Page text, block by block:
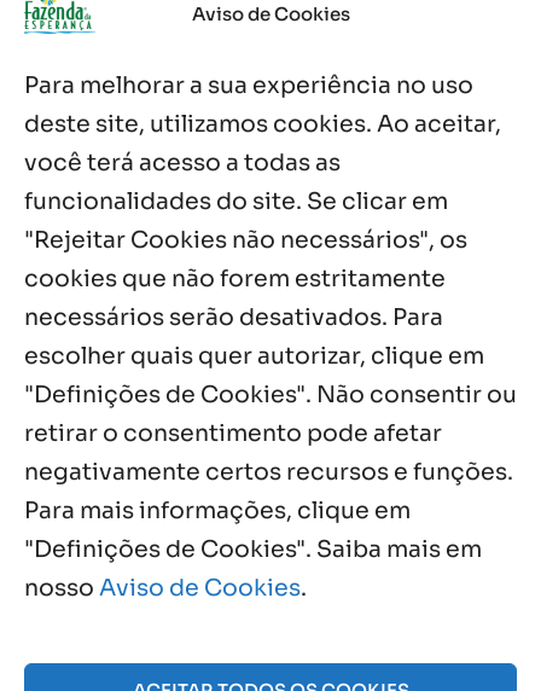
Aviso de Cookies
Para melhorar a sua experiência no uso
deste site, utilizamos cookies. Ao aceitar,
você terá acesso a todas as
funcionalidades do site. Se clicar em
"Rejeitar Cookies não necessários", os
cookies que não forem estritamente
necessários serão desativados. Para
escolher quais quer autorizar, clique em
"Definições de Cookies". Não consentir ou
retirar o consentimento pode afetar
negativamente certos recursos e funções.
Para mais informações, clique em
"Definições de Cookies". Saiba mais em
nosso Aviso de Cookies.
de Guadalajara
Fazenda Dom Mário comemora 5 anos
com testemunhos e missa em São
Cristóvão
5 ago, 2026
Notícias por Categoria
Próximos Eventos
Agosto, 2026